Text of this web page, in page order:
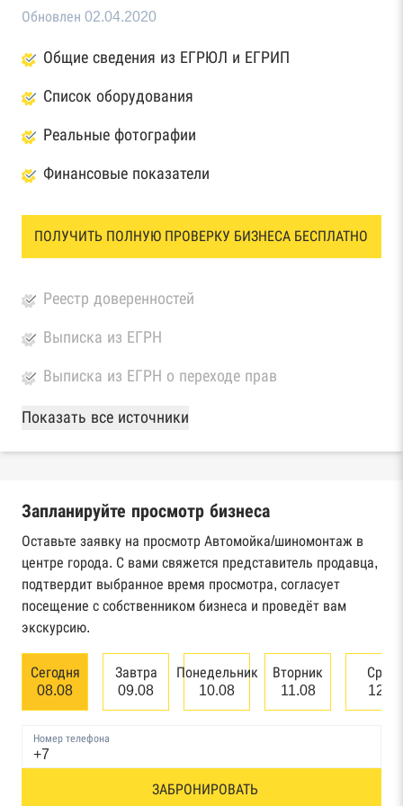
Обновлен 02.04.2020
Общие сведения из ЕГРЮЛ и ЕГРИП
Список оборудования
Реальные фотографии
Финансовые показатели
ПОЛУЧИТЬ ПОЛНУЮ ПРОВЕРКУ БИЗНЕСА БЕСПЛАТНО
Реестр доверенностей
Выписка из ЕГРН
Выписка из ЕГРН о переходе прав
База Росстата
Реестры ЕГРЮЛ и ЕГРИП Федеральной
Реестр государственных контрактов
Федерального казначейства
Картотека арбитражных дел Высшего
арбитражного суда
Единый федеральный реестр сведений о
банкротстве юридических лиц
Реестр товарных знаков и знаков обслуживания
Показать все источники
Запланируйте просмотр бизнеса
Оставьте заявку на просмотр Автомойка/шиномонтаж в
центре города. С вами свяжется представитель продавца,
подтвердит выбранное время просмотра, согласует
посещение с собственником бизнеса и проведёт вам
экскурсию.
Сегодня
08.08
Завтра
09.08
Понедельник
10.08
Вторник
11.08
12.08
Номер телефона
ЗАБРОНИРОВАТЬ